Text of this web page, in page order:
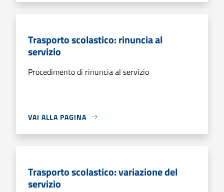
Trasporto scolastico: rinuncia al
servizio
Procedimento di rinuncia al servizio
VAI ALLA PAGINA
Trasporto scolastico: variazione del
servizio